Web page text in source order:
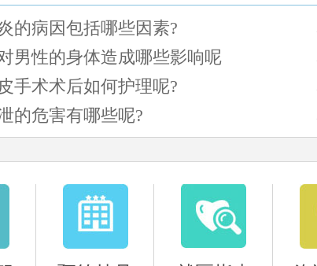
的病因包括哪些因素?
男性的身体造成哪些影响呢
手术术后如何护理呢?
的危害有哪些呢?